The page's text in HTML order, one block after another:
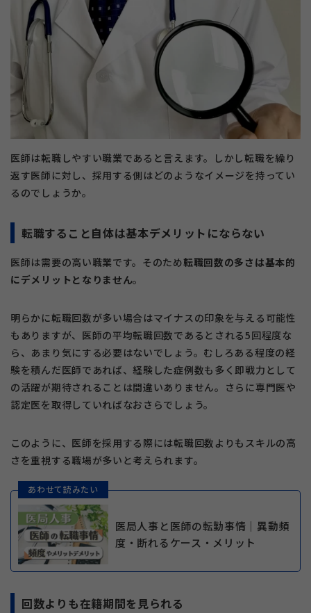
医師は転職しやすい職業であると言えます。しかし転職を繰り
返す医師に対し、採用する側はどのようなイメージを持ってい
るのでしょうか。
転職すること自体は基本デメリットにならない
医師は需要の高い職業です。そのため転職回数の多さは基本的
にデメリットとなりません。
明らかに転職回数が多い場合はマイナスの印象を与える可能性
もありますが、医師の平均転職回数であるとされる5回程度な
ら、あまり気にする必要はないでしょう。むしろある程度の経
験を積んだ医師であれば、経験した症例数も多く即戦力として
の活躍が期待されることは間違いありません。さらに専門医や
認定医を取得していればなおさらでしょう。
このように、医師を採用する際には転職回数よりもスキルの高
さを重視する職場が多いと考えられます。
あわせて読みたい
医局人事と医師の転勤事情｜異動頻
度・断れるケース・メリット
回数よりも在籍期間を見られる